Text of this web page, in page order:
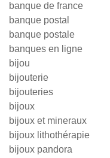
banque de france
banque postal
banque postale
banques en ligne
bijou
bijouterie
bijouteries
bijoux
bijoux et mineraux
bijoux lithothérapie
bijoux pandora